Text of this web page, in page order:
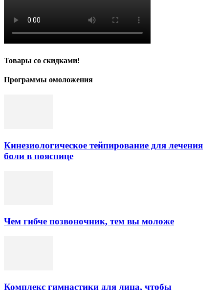
Товары со скидками!
Программы омоложения
Кинезиологическое тейпирование для лечения
боли в пояснице
Чем гибче позвоночник, тем вы моложе
Комплекс гимнастики для лица, чтобы